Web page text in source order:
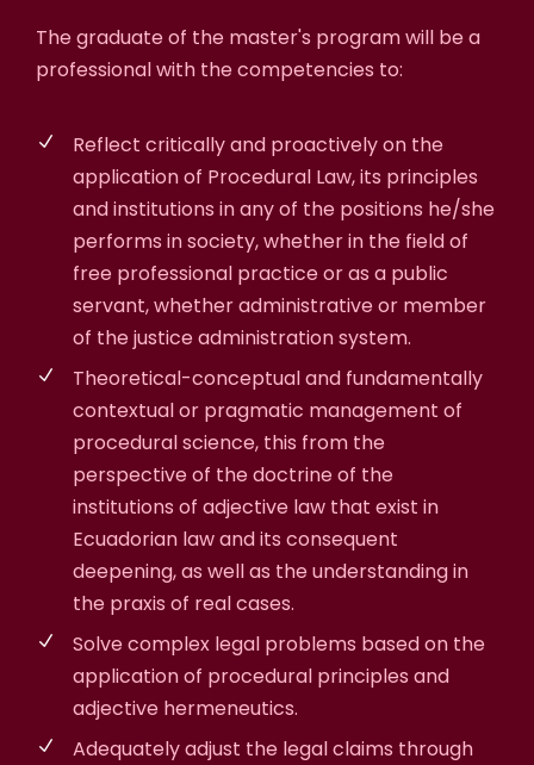
The graduate of the master's program will be a
professional with the competencies to:
Reflect critically and proactively on the
application of Procedural Law, its principles
and institutions in any of the positions he/she
performs in society, whether in the field of
free professional practice or as a public
servant, whether administrative or member
of the justice administration system.
Theoretical-conceptual and fundamentally
contextual or pragmatic management of
procedural science, this from the
perspective of the doctrine of the
institutions of adjective law that exist in
Ecuadorian law and its consequent
deepening, as well as the understanding in
the praxis of real cases.
Solve complex legal problems based on the
application of procedural principles and
adjective hermeneutics.
Adequately adjust the legal claims through